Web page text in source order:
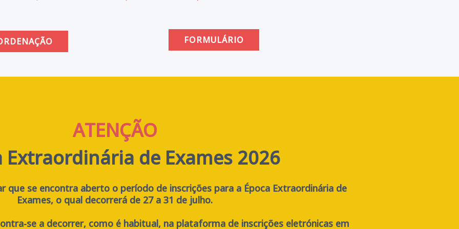
FORMULÁRIO
ATENÇÃO
Extraordinária de Exames 2026
que se encontra aberto o período de inscrições para a Época Extraordinária de
Exames, o qual decorrerá de 27 a 31 de julho.
se a decorrer, como é habitual, na plataforma de inscrições eletrónicas em